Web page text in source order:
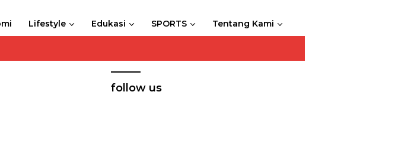
Lifestyle Edukasi SPORTS Tentang Kami
follow us